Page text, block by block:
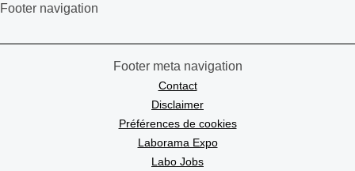
Footer navigation
Footer meta navigation
Contact
Disclaimer
Préférences de cookies
Laborama Expo
Labo Jobs